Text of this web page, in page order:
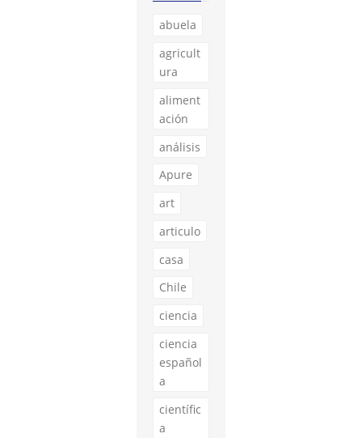
abuela
agricult
ura
aliment
ación
análisis
Apure
art
articulo
casa
Chile
ciencia
ciencia
español
a
científic
a